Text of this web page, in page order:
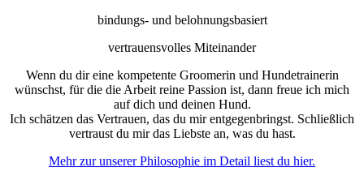
bindungs- und belohnungsbasiert
vertrauensvolles Miteinander
Wenn du dir eine kompetente Groomerin und Hundetrainerin
wünschst, für die die Arbeit reine Passion ist, dann freue ich mich
auf dich und deinen Hund.
Ich schätzen das Vertrauen, das du mir entgegenbringst. Schließlich
vertraust du mir das Liebste an, was du hast.
Mehr zur unserer Philosophie im Detail liest du hier.